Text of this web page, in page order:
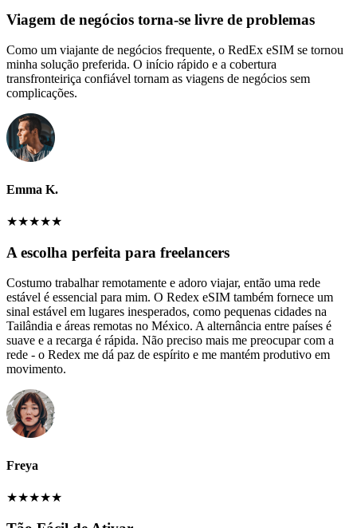
Viagem de negócios torna-se livre de problemas
Como um viajante de negócios frequente, o RedEx eSIM se tornou
minha solução preferida. O início rápido e a cobertura
transfronteiriça confiável tornam as viagens de negócios sem
complicações.
Emma K.
★★★★★
A escolha perfeita para freelancers
Costumo trabalhar remotamente e adoro viajar, então uma rede
estável é essencial para mim. O Redex eSIM também fornece um
sinal estável em lugares inesperados, como pequenas cidades na
Tailândia e áreas remotas no México. A alternância entre países é
suave e a recarga é rápida. Não preciso mais me preocupar com a
rede - o Redex me dá paz de espírito e me mantém produtivo em
movimento.
Freya
★★★★★